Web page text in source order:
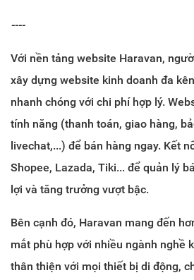
----
Với nền tảng website Haravan,
xây dựng website kinh doanh đa
nhanh chóng với chi phí hợp lý.
tính năng (thanh toán, giao hàng,
livechat,...) để bán hàng ngay. Kết
Shopee, Lazada, Tiki... để quản lý
lợi và tăng trưởng vượt bậc.
Bên cạnh đó, Haravan mang đến
mắt phù hợp với nhiều ngành nghề
thân thiện với mọi thiết bị di động,